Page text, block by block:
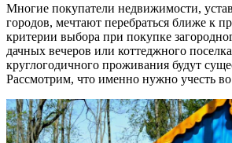
Многие покупатели недвижимости,
городов, мечтают перебраться ближе к
критерии выбора при покупке
дачных вечеров или коттеджного
круглогодичного проживания будут
Рассмотрим, что именно нужно учесть